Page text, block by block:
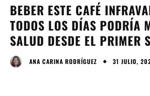
BEBER ESTE CAFÉ
TODOS LOS DÍAS PODRÍA
SALUD DESDE EL PRIMER
ANA CARINA RODRÍGUEZ 31 JULIO,